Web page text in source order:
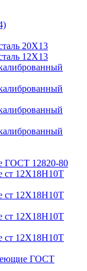
20Х13
12Х13
ГОСТ 12820-80
ст 12Х18Н10Т
ст 12Х18Н10Т
ст 12Х18Н10Т
ст 12Х18Н10Т
ГОСТ